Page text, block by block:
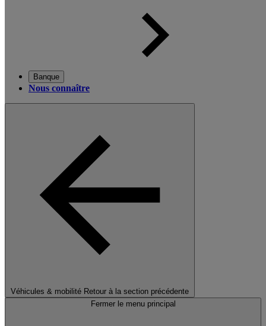
Banque
Nous connaître
Véhicules & mobilité Retour à la section précédente
Fermer le menu principal